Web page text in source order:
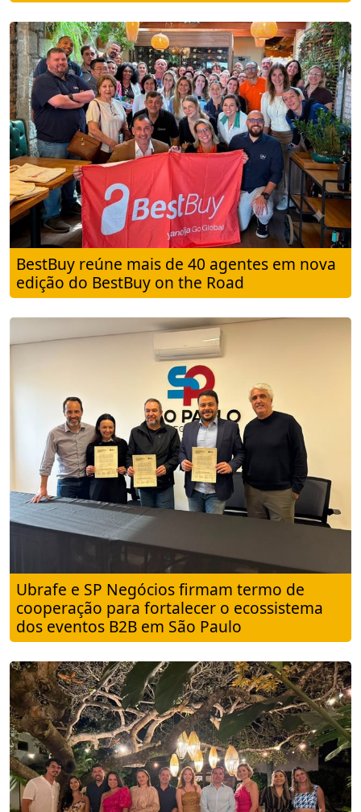
BestBuy reúne mais de 40 agentes em nova
edição do BestBuy on the Road
Ubrafe e SP Negócios firmam termo de
cooperação para fortalecer o ecossistema
dos eventos B2B em São Paulo